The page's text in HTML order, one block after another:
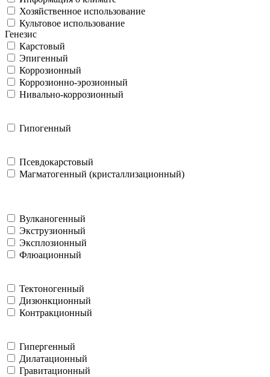
Хозяйственное использование
Культовое использование
Генезис
Карстовый
Эпигенный
Коррозионный
Коррозионно-эрозионный
Нивально-коррозионный
Гипогенный
Псевдокарстовый
Магматогенный (кристаллизационный)
Вулканогенный
Экструзионный
Эксплозионный
Флюационный
Тектоногенный
Дизюнкционный
Контракционный
Гипергенный
Дилатационный
Гравитационный